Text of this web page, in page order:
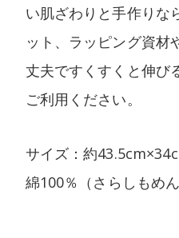
い肌ざわりと手作りな
ット、ラッピング資材
丈夫ですくすくと伸び
ご利用ください。
サイズ：約
綿100％（さらしもめ